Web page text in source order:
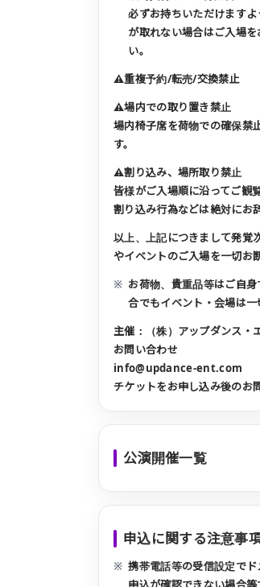
必ずお持ちいただけます
が取れない場合はご入場
い。
⚠️重複予約/転売/交換禁止
⚠️場内での取り置き禁止
場内椅子席を荷物での確保禁
す。
⚠️割り込み、場所取り禁止
皆様がご入場順に沿ってご観
割り込み行為などは絶対にお
以上、上記につきまして発覚
やイベントのご入場を一切お
お荷物、貴重品等はご自
合でもイベント・会場は一
主催：（株）アップダンス・
お問い合わせ
info@updance-ent.com
チケットをお申し込み後のお
公演開催一覧
申込に関する注意事
携帯電話等の受信設定で